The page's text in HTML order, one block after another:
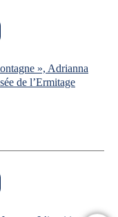
», Adrianna
de l’Ermitage
Jeandet – Musée